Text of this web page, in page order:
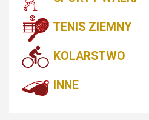
TENIS ZIEMNY
KOLARSTWO
INNE